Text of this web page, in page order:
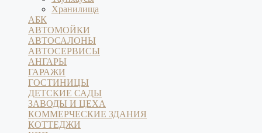
Хранилища
АБК
АВТОМОЙКИ
АВТОСАЛОНЫ
АВТОСЕРВИСЫ
АНГАРЫ
ГАРАЖИ
ГОСТИНИЦЫ
ДЕТСКИЕ САДЫ
ЗАВОДЫ И ЦЕХА
КОММЕРЧЕСКИЕ ЗДАНИЯ
КОТТЕДЖИ